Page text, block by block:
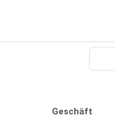
Geschäft